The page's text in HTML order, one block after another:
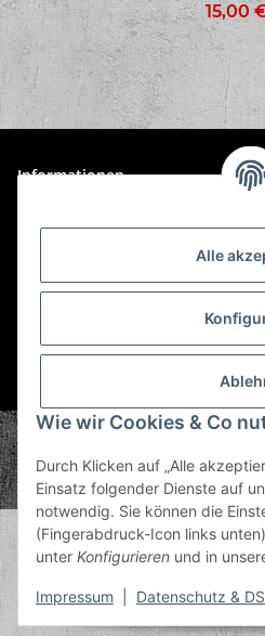
15,00
Informationen
Gesetzliche Informationen
* Alle Preise inkl. gesetzlicher USt., zzgl.
Copyright © 2026
Powered by
Alle
Wie wir Cookies & Co
Durch Klicken auf „Alle
Einsatz folgender Dienste auf
notwendig. Sie können die
(Fingerabdruck-Icon links
unter Konfigurieren und in
Impressum Datenschutz &